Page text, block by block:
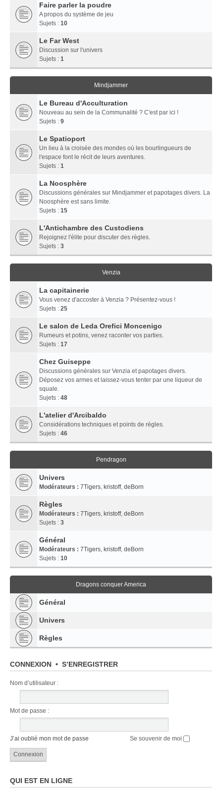
Faire parler la poudre
A propos du système de jeu
Sujets : 10
Le Far West
Discussion sur l'univers
Sujets : 1
Mindjammer
Le Bureau d'Acculturation
Nouveau au sein de la Communalité ? C'est par ici !
Sujets : 9
Le Spatioport
Un lieu à la croisée des mondes où les bourlingueurs de
l'espace font le récit de leurs aventures.
Sujets : 1
La Noosphère
Discussions générales sur Mindjammer et papotages divers. La
Noosphère est sans limite.
Sujets : 15
L'Antichambre des Custodiens
Rejoignez l'élite pour discuter des règles.
Sujets : 3
Venzia
La capitainerie
Vous venez d'accoster à Venzia ? Présentez-vous !
Sujets : 25
Le salon de Leda Orefici Moncenigo
Rumeurs et potins, venez raconter vos parties.
Sujets : 17
Chez Guiseppe
Discussions générales sur Venzia et papotages divers.
Déposez vos armes et laissez-vous tenter par une liqueur de
squale.
Sujets : 48
L'atelier d'Arcibaldo
Considérations techniques et points de règles.
Sujets : 46
Pendragon
Univers
Modérateurs : 7Tigers, kristoff, deBorn
Règles
Modérateurs : 7Tigers, kristoff, deBorn
Sujets : 3
Général
Modérateurs : 7Tigers, kristoff, deBorn
Sujets : 10
Dragons conquer America
Général
Univers
Règles
CONNEXION • S’ENREGISTRER
Nom d’utilisateur :
Mot de passe :
J’ai oublié mon mot de passe Se souvenir de moi
QUI EST EN LIGNE